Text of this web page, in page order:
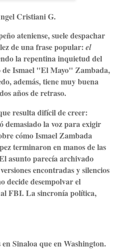
Cristiani G.
ateniense, suele despachar
de una frase popular: el
la repentina inquietud del
de Ismael "El Mayo" Zambada,
además, tiene muy buena
años de retraso.
resulta difícil de creer:
demasiado la voz para exigir
cómo Ismael Zambada
terminaron en manos de las
asunto parecía archivado
encontradas y silencios
decide desempolvar el
FBI. La sincronía política,
Sinaloa que en Washington.